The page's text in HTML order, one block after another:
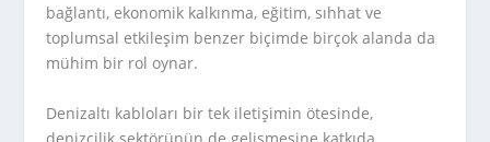
bağlantı, ekonomik kalkınma, eğitim, sıhhat ve
toplumsal etkileşim benzer biçimde birçok alanda da
mühim bir rol oynar.
Denizaltı kabloları bir tek iletişimin ötesinde,